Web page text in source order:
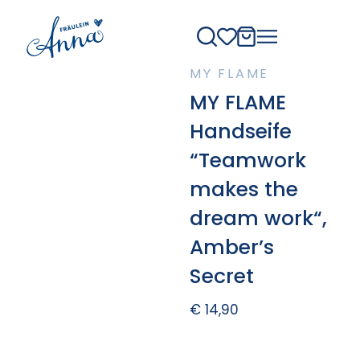
MY FLAME
MY FLAME
Handseife
“Teamwork
makes the
dream work“,
Amber’s
Secret
€14,90